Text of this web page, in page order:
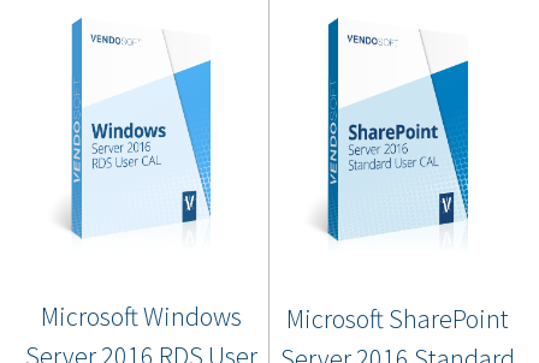
Microsoft Windows
Server 2016 RDS User
Microsoft SharePoint